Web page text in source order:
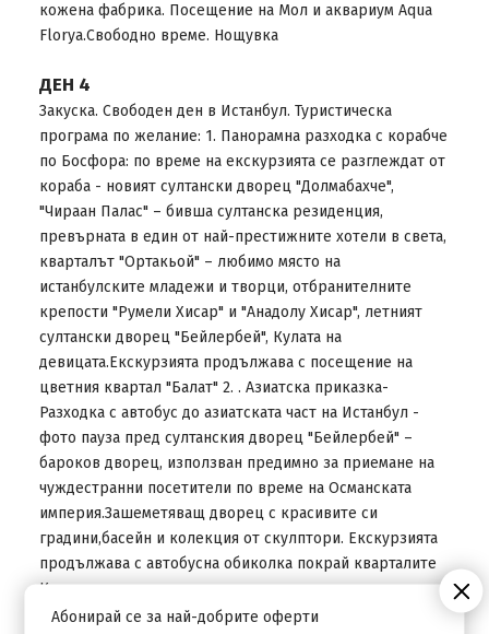
кожена фабрика. Посещение на Мол и аквариум Aqua
Florya.Свободно време. Нощувка
ДЕН 4
Закуска. Свободен ден в Истанбул. Туристическа
програма по желание: 1. Панорамна разходка с корабче
по Босфора: по време на екскурзията се разглеждат от
кораба - новият султански дворец "Долмабахче",
"Чираан Палас" – бивша султанска резиденция,
превърната в един от най-престижните хотели в света,
кварталът "Ортакьой" – любимо място на
истанбулските младежи и творци, отбранителните
крепости "Румели Хисар" и "Анадолу Хисар", летният
султански дворец "Бейлербей", Кулата на
девицата.Екскурзията продължава с посещение на
цветния квартал "Балат" 2. . Азиатска приказка-
Разходка с автобус до азиатската част на Истанбул -
фото пауза пред султанския дворец "Бейлербей" –
бароков дворец, използван предимно за приемане на
чуждестранни посетители по време на Османската
империя.Зашеметяващ дворец с красивите си
градини,басейн и колекция от скулптори. Екскурзията
продължава с автобусна обиколка покрай кварталите
Кузгунджук - известен със своите цветни
улички,кафенета,и къщи от турските сериали и района
Абонирай се за най-добрите оферти